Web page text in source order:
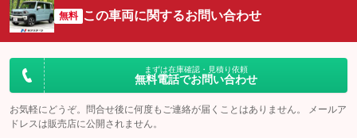
無料 この車両に関するお問い合わせ
まずは在庫確認・見積り依頼
無料電話でお問い合わせ
お気軽にどうぞ。問合せ後に何度もご連絡が届くことはありません。 メールア
ドレスは販売店に公開されません。